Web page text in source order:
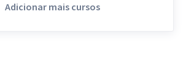
Adicionar mais cursos